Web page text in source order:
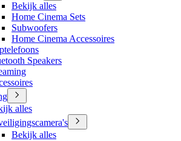
Bekijk alles
Home Cinema Sets
Subwoofers
Home Cinema Accessoires
Speakers
alles
Bekijk alles